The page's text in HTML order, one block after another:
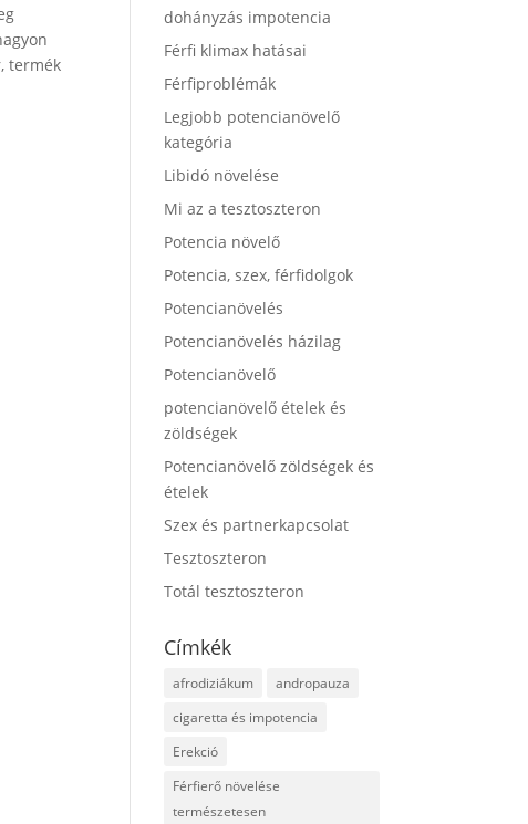
termék
dohányzás impotencia
Férfi klimax hatásai
Férfiproblémák
Legjobb potencianövelő
kategória
Libidó növelése
Mi az a tesztoszteron
Potencia növelő
Potencia, szex, férfidolgok
Potencianövelés
Potencianövelés házilag
Potencianövelő
potencianövelő ételek és
zöldségek
Potencianövelő zöldségek és
ételek
Szex és partnerkapcsolat
Tesztoszteron
Totál tesztoszteron
Címkék
afrodiziákum
andropauza
cigaretta és impotencia
Erekció
Férfierő növelése
természetesen